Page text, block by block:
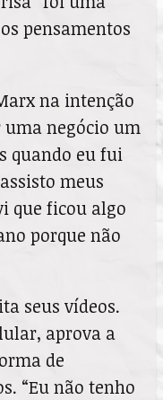
pensamentos
na intenção
uma negócio um
quando eu fui
meus
que ficou algo
porque não
seus vídeos.
aprova a
de
“Eu não tenho